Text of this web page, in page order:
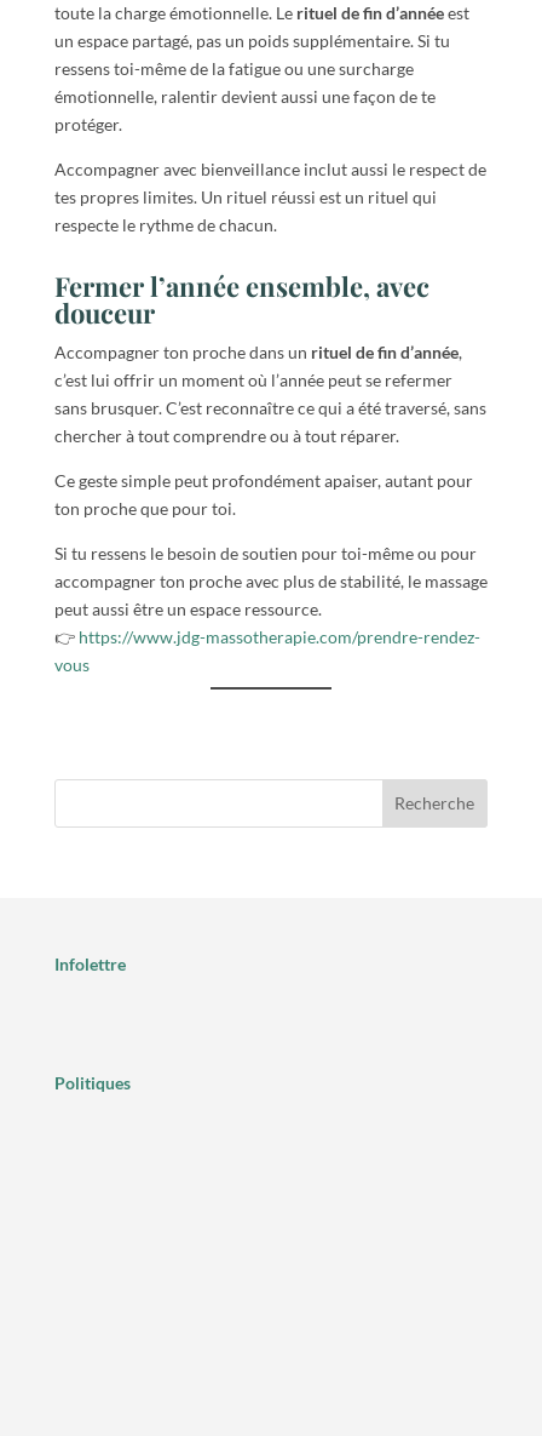
toute la charge émotionnelle. Le rituel de fin d’annéeest
un espace partagé, pas un poids supplémentaire. Si tu
ressens toi-même de la fatigue ou une surcharge
émotionnelle, ralentir devient aussi une façon de te
protéger.
Accompagner avec bienveillance inclut aussi le respect de
tes propres limites. Un rituel réussi est un rituel qui
respecte le rythme de chacun.
Fermer l’année ensemble, avec
douceur
Accompagner ton proche dans un rituel de fin d’année,
c’est lui offrir un moment où l’année peut se refermer
sans brusquer. C’est reconnaître ce qui a été traversé, sans
chercher à tout comprendre ou à tout réparer.
Ce geste simple peut profondément apaiser, autant pour
ton proche que pour toi.
Si tu ressens le besoin de soutien pour toi-même ou pour
accompagner ton proche avec plus de stabilité, le massage
peut aussi être un espace ressource.
👉 https://www.jdg-massotherapie.com/prendre-rendez-
vous
Recherche
Infolettre
Politiques